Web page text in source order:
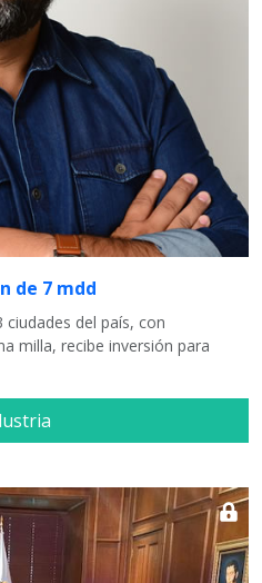
de 7 mdd
del país, con
milla, recibe inversión para